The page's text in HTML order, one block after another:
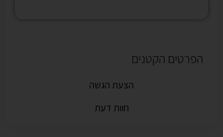
הצעת הגשה
חוות דעת
הפרטים הקטנים